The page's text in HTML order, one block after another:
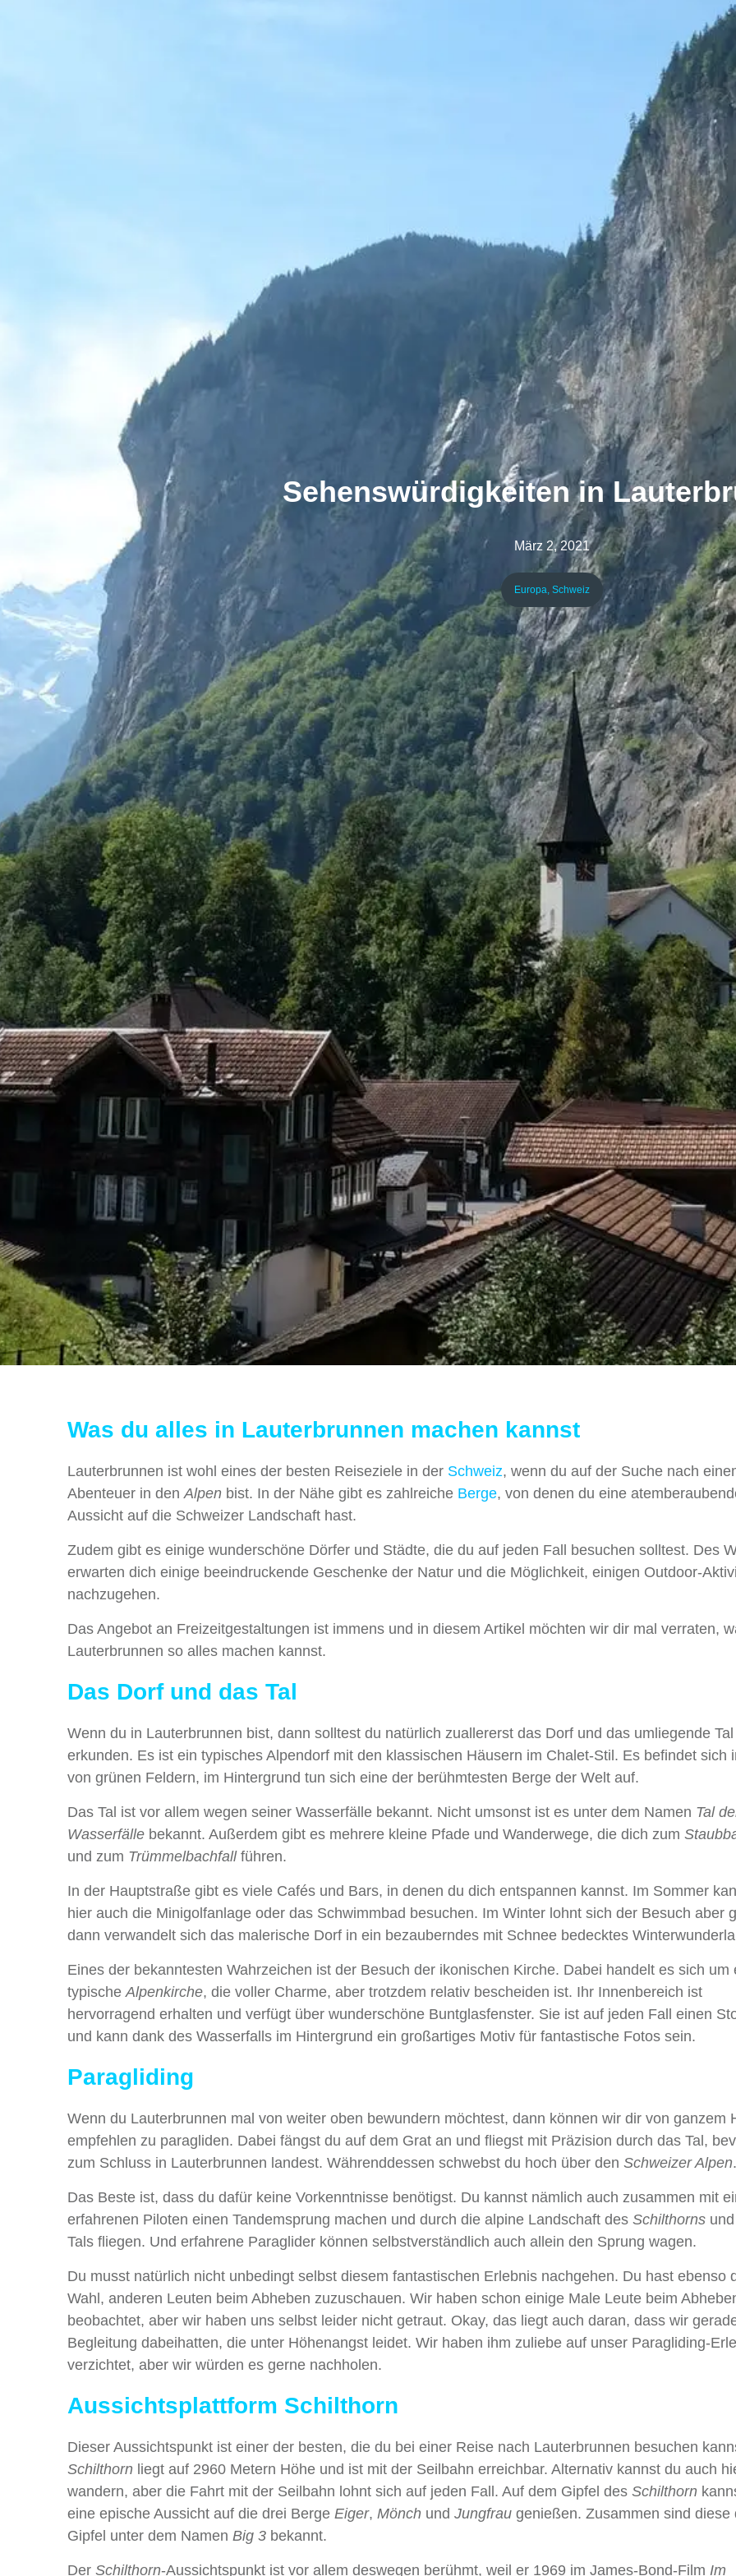
Sehenswürdigkeiten in
März 2, 2021
Europa, Schweiz
Was du alles in Lauterbrunnen machen kannst
Lauterbrunnen ist wohl eines der besten Reiseziele in der Schweiz, wenn du auf der Suche nach
Abenteuer in denAlpen bist. In der Nähe gibt es zahlreiche Berge, von denen du eine
Aussicht auf die Schweizer Landschaft hast.
Zudem gibt es einige wunderschöne Dörfer und Städte, die du auf jeden Fall besuchen solltest. Des
erwarten dich einige beeindruckende Geschenke der Natur und die Möglichkeit, einigen Outdoor-
nachzugehen.
Das Angebot an Freizeitgestaltungen ist immens und in diesem Artikel möchten wir dir mal verraten,
Lauterbrunnen so alles machen kannst.
Das Dorf und das Tal
Wenn du in Lauterbrunnen bist, dann solltest du natürlich zuallererst das Dorf und das umliegende Tal
erkunden. Es ist ein typisches Alpendorf mit den klassischen Häusern im Chalet-Stil. Es befindet sich
von grünen Feldern, im Hintergrund tun sich eine der berühmtesten Berge der Welt auf.
Das Tal ist vor allem wegen seiner Wasserfälle bekannt. Nicht umsonst ist es unter dem Namen Tal
Wasserfälle bekannt. Außerdem gibt es mehrere kleine Pfade und Wanderwege, die dich zum
und zum Trümmelbachfallführen.
In der Hauptstraße gibt es viele Cafés und Bars, in denen du dich entspannen kannst. Im Sommer
hier auch die Minigolfanlage oder das Schwimmbad besuchen. Im Winter lohnt sich der Besuch aber
dann verwandelt sich das malerische Dorf in ein bezauberndes mit Schnee bedecktes
Eines der bekanntesten Wahrzeichen ist der Besuch der ikonischen Kirche. Dabei handelt es sich um
typischeAlpenkirche, die voller Charme, aber trotzdem relativ bescheiden ist. Ihr Innenbereich ist
hervorragend erhalten und verfügt über wunderschöne Buntglasfenster. Sie ist auf jeden Fall einen
und kann dank des Wasserfalls im Hintergrund ein großartiges Motiv für fantastische Fotos sein.
Paragliding
Wenn du Lauterbrunnen mal von weiter oben bewundern möchtest, dann können wir dir von ganzem
empfehlen zu paragliden. Dabei fängst du auf dem Grat an und fliegst mit Präzision durch das Tal,
zum Schluss in Lauterbrunnen landest. Währenddessen schwebst du hoch über den Schweizer Alpen.
Das Beste ist, dass du dafür keine Vorkenntnisse benötigst. Du kannst nämlich auch zusammen mit
erfahrenen Piloten einen Tandemsprung machen und durch die alpine Landschaft des Schilthorns
Tals fliegen. Und erfahrene Paraglider können selbstverständlich auch allein den Sprung wagen.
Du musst natürlich nicht unbedingt selbst diesem fantastischen Erlebnis nachgehen. Du hast ebenso
Wahl, anderen Leuten beim Abheben zuzuschauen. Wir haben schon einige Male Leute beim
beobachtet, aber wir haben uns selbst leider nicht getraut. Okay, das liegt auch daran, dass wir
Begleitung dabeihatten, die unter Höhenangst leidet. Wir haben ihm zuliebe auf unser Paragliding-
verzichtet, aber wir würden es gerne nachholen.
Aussichtsplattform Schilthorn
Dieser Aussichtspunkt ist einer der besten, die du bei einer Reise nach Lauterbrunnen besuchen
Schilthorn liegt auf 2960 Metern Höhe und ist mit der Seilbahn erreichbar. Alternativ kannst du auch
wandern, aber die Fahrt mit der Seilbahn lohnt sich auf jeden Fall. Auf dem Gipfel des Schilthorn
eine epische Aussicht auf die drei Berge Eiger, Mönch und Jungfrau genießen. Zusammen sind diese
Gipfel unter dem Namen Big 3 bekannt.
Der Schilthorn-Aussichtspunkt ist vor allem deswegen berühmt, weil er 1969 im James-Bond-Film Im